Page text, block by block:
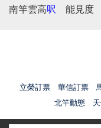
南竿雲高呎 能見度
立榮訂票 華信訂票
北竿動態